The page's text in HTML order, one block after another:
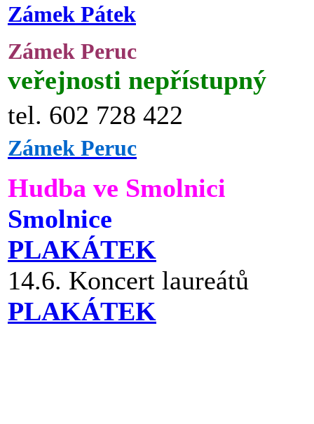
Zámek Pátek
Zámek Peruc
veřejnosti nepřístupný
tel. 602 728 422
Zámek Peruc
Hudba ve Smolnici
Smolnice
PLAKÁTEK
14.6. Koncert laureátů
PLAKÁTEK